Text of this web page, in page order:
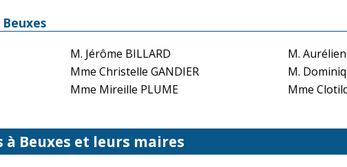
M. Jérôme BILLARD
M. Aurélien
Mme Christelle GANDIER
M.
Mme Mireille PLUME
Mme
à Beuxes et leurs maires